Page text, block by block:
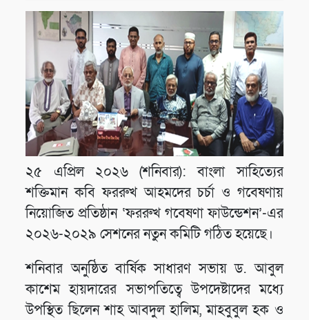
২৫ এপ্রিল ২০২৬ (শনিবার): বাংলা সাহিত্যের
শক্তিমান কবি ফররুখ আহমদের চর্চা ও গবেষণায়
নিয়োজিত প্রতিষ্ঠান ‘ফররুখ গবেষণা ফাউন্ডেশন’-এর
২০২৬-২০২৯ সেশনের নতুন কমিটি গঠিত হয়েছে।
শনিবার অনুষ্ঠিত বার্ষিক সাধারণ সভায় ড. আবুল
কাশেম হায়দারের সভাপতিত্বে উপদেষ্টাদের মধ্যে
উপস্থিত ছিলেন শাহ আবদুল হালিম, মাহবুবুল হক ও